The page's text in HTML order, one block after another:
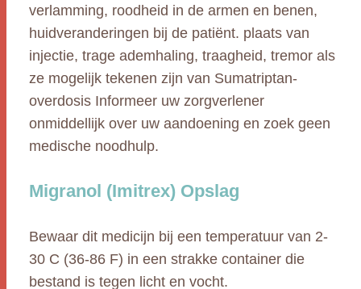
verlamming, roodheid in de armen en benen,
huidveranderingen bij de patiënt. plaats van
injectie, trage ademhaling, traagheid, tremor als
ze mogelijk tekenen zijn van Sumatriptan-
overdosis Informeer uw zorgverlener
onmiddellijk over uw aandoening en zoek geen
medische noodhulp.
Migranol (Imitrex) Opslag
Bewaar dit medicijn bij een temperatuur van 2-
30 C (36-86 F) in een strakke container die
bestand is tegen licht en vocht.